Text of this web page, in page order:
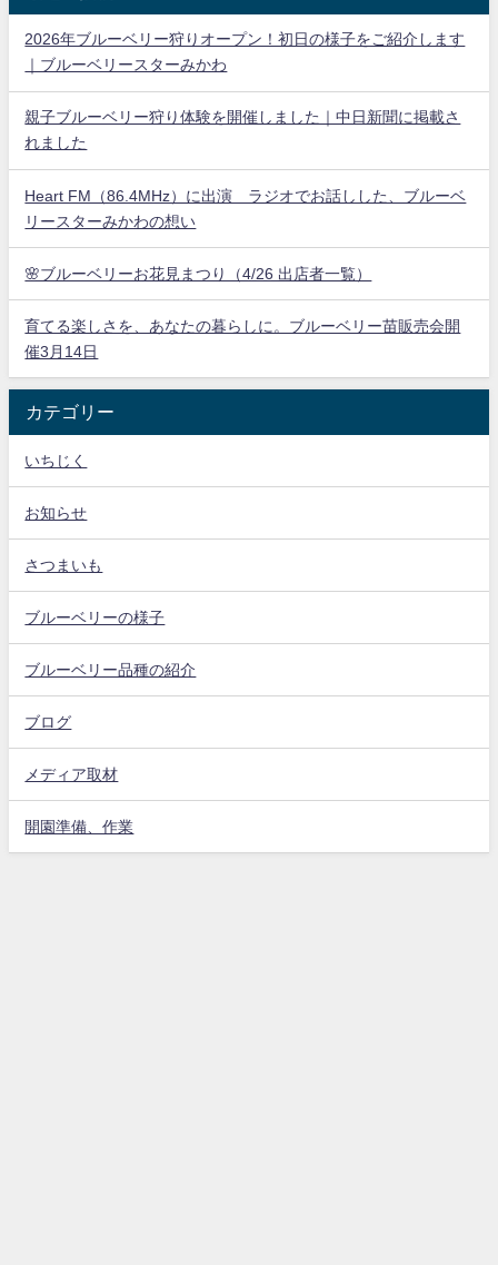
2026年ブルーベリー狩りオープン！初日の様子をご紹介します
｜ブルーベリースターみかわ
親子ブルーベリー狩り体験を開催しました｜中日新聞に掲載さ
れました
Heart FM（86.4MHz）に出演 ラジオでお話しした、ブルーベ
リースターみかわの想い
🌸ブルーベリーお花見まつり（4/26 出店者一覧）
育てる楽しさを、あなたの暮らしに。ブルーベリー苗販売会開
催3月14日
カテゴリー
いちじく
お知らせ
さつまいも
ブルーベリーの様子
ブルーベリー品種の紹介
ブログ
メディア取材
開園準備、作業